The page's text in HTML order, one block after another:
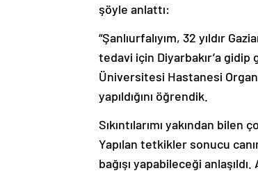
şöyle anlattı:
“Şanlıurfalıyım, 32 yıldır
tedavi için Diyarbakır’a gidip
Üniversitesi Hastanesi
yapıldığını öğrendik.
Sıkıntılarımı yakından
Yapılan tetkikler sonucu
bağışı yapabileceği